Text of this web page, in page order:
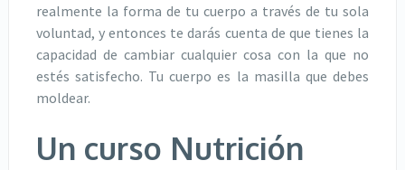
realmente la forma de tu cuerpo a través de tu sola
voluntad, y entonces te darás cuenta de que tienes la
capacidad de cambiar cualquier cosa con la que no
estés satisfecho. Tu cuerpo es la masilla que debes
moldear.
Un curso Nutrición